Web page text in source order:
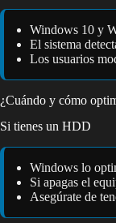
Windows 10 y
El sistema
Los usuarios
¿Cuándo y cómo
Si tienes un HDD
Windows lo
Si apagas el
Asegúrate de